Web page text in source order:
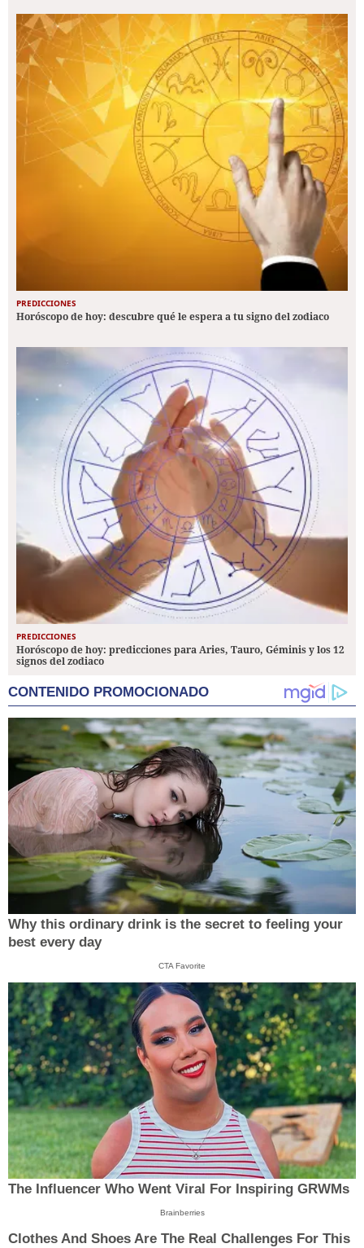
PREDICCIONES
Horóscopo de hoy: descubre qué le espera a tu signo del zodiaco
PREDICCIONES
Horóscopo de hoy: predicciones para Aries, Tauro, Géminis y los 12
signos del zodiaco
CONTENIDO PROMOCIONADO
Why this ordinary drink is the secret to feeling your
best every day
CTA Favorite
The Influencer Who Went Viral For Inspiring GRWMs
Brainberries
Clothes And Shoes Are The Real Challenges For This